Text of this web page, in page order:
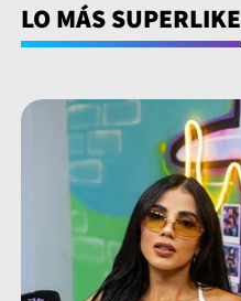
LO MÁS SUPERLIKE